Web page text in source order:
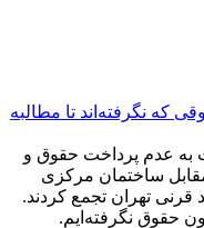
به عدم پرداخت حقوق و
مقابل ساختمان مرکزی
تهران تجمع کردند.
حقوق نگرفته‌ایم.